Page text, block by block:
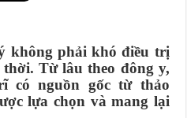
không phải khó điều trị
Từ lâu theo đông y,
có nguồn gốc từ thảo
lựa chọn và mang lại